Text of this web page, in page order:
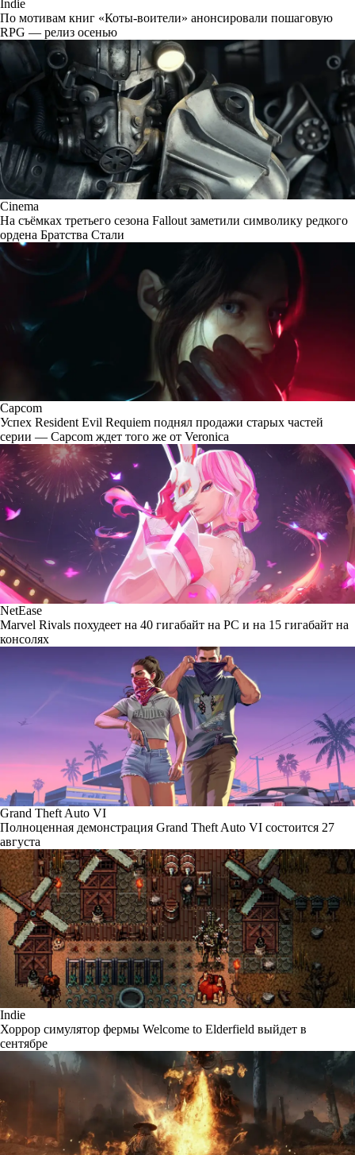
Indie
По мотивам книг «Коты-воители» анонсировали пошаговую
RPG — релиз осенью
Cinema
На съёмках третьего сезона Fallout заметили символику редкого
ордена Братства Стали
Capcom
Успех Resident Evil Requiem поднял продажи старых частей
серии — Capcom ждет того же от Veronica
NetEase
Marvel Rivals похудеет на 40 гигабайт на PC и на 15 гигабайт на
консолях
Grand Theft Auto VI
Полноценная демонстрация Grand Theft Auto VI состоится 27
августа
Indie
Хоррор симулятор фермы Welcome to Elderfield выйдет в
сентябре